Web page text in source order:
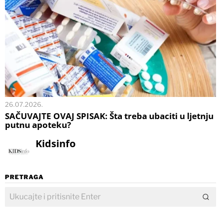
26.07.2026.
SAČUVAJTE OVAJ SPISAK: Šta treba ubaciti u ljetnju
putnu apoteku?
Kidsinfo
PRETRAGA